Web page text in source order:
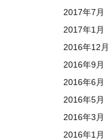
2017年7月
2017年1月
2016年12月
2016年9月
2016年6月
2016年5月
2016年3月
2016年1月